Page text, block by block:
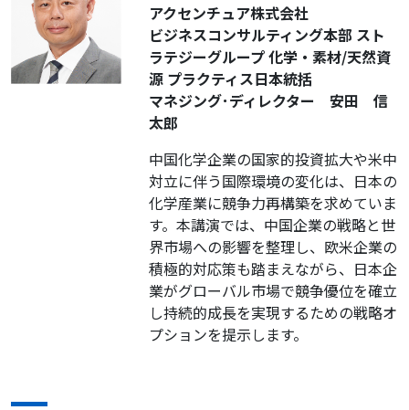
アクセンチュア株式会社
ビジネスコンサルティング本部 スト
ラテジーグループ 化学・素材/天然資
源 プラクティス日本統括
マネジング･ディレクター 安田 信
太郎
中国化学企業の国家的投資拡大や米中
対立に伴う国際環境の変化は、日本の
化学産業に競争力再構築を求めていま
す。本講演では、中国企業の戦略と世
界市場への影響を整理し、欧米企業の
積極的対応策も踏まえながら、日本企
業がグローバル市場で競争優位を確立
し持続的成長を実現するための戦略オ
プションを提示します。